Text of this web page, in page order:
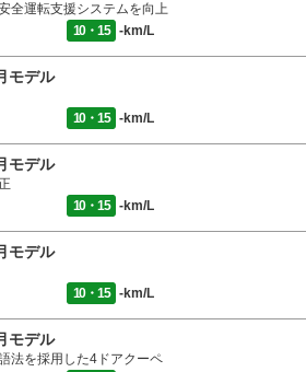
全運転支援システムを向上
10・15 -km/L
モデル
10・15 -km/L
モデル
10・15 -km/L
モデル
10・15 -km/L
モデル
法を採用した4ドアクーペ